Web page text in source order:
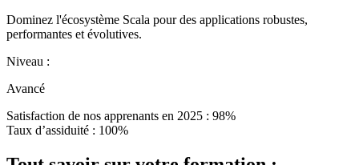
Dominez l'écosystème Scala pour des applications robustes,
performantes et évolutives.
Niveau :
Avancé
Satisfaction de nos apprenants en 2025 : 98%
Taux d’assiduité : 100%